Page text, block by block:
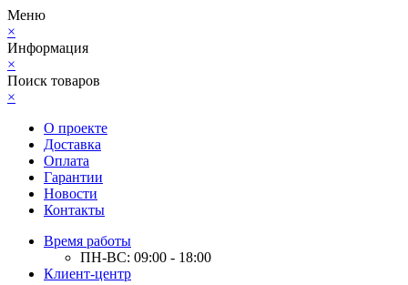
Меню
×
Информация
×
Поиск товаров
×
О проекте
Доставка
Оплата
Гарантии
Новости
Контакты
Время работы
ПН-ВС: 09:00 - 18:00
Клиент-центр